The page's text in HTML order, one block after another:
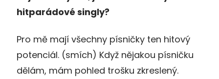
hitparádové singly?
Pro mě mají všechny písničky ten hitový
potenciál. (smích) Když nějakou písničku
dělám, mám pohled trošku zkreslený.